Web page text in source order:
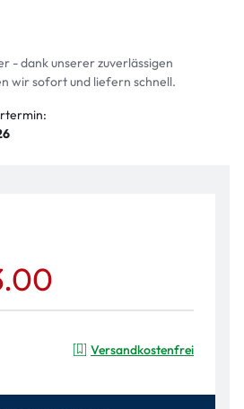
- dank unserer zuverlässigen
wir sofort und liefern schnell.
Versandkostenfrei